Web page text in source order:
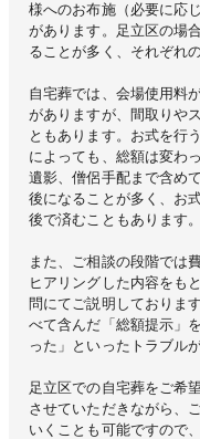
様へのお布施（必要に応
があります。足立区の場
ることが多く、それぞれ
自宅葬では、会場使用料
がありますが、間取りや
ともあります。お式を行
によっても、総額は変わ
遺影、僧侶手配まで含め
後になることが多く、お
後で済むこともあります。
また、ご相談の段階では
ヒアリングした内容をも
問にてご説明しておりま
べて含んだ「総額提示」
った」といったトラブル
足立区での自宅葬をご希
させていただきながら、
いくことも可能ですので